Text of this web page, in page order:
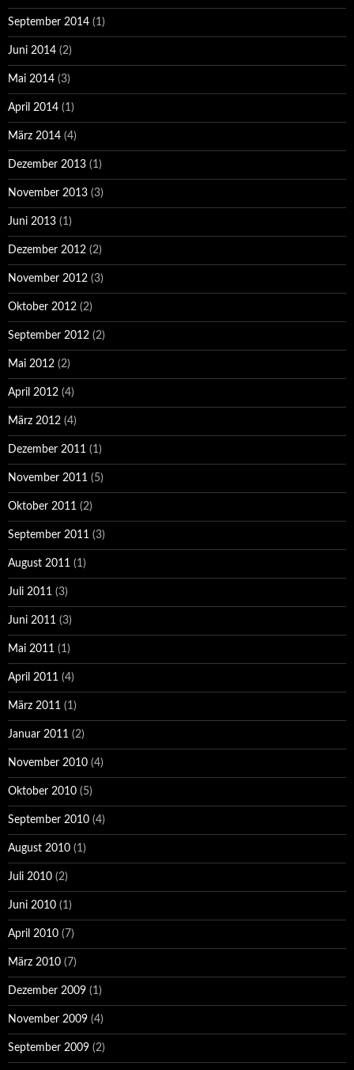
September 2014 (1)
Juni 2014 (2)
Mai 2014 (3)
April 2014 (1)
März 2014 (4)
Dezember 2013 (1)
November 2013 (3)
Juni 2013 (1)
Dezember 2012 (2)
November 2012 (3)
Oktober 2012 (2)
September 2012 (2)
Mai 2012 (2)
April 2012 (4)
März 2012 (4)
Dezember 2011 (1)
November 2011 (5)
Oktober 2011 (2)
September 2011 (3)
August 2011 (1)
Juli 2011 (3)
Juni 2011 (3)
Mai 2011 (1)
April 2011 (4)
März 2011 (1)
Januar 2011 (2)
November 2010 (4)
Oktober 2010 (5)
September 2010 (4)
August 2010 (1)
Juli 2010 (2)
Juni 2010 (1)
April 2010 (7)
März 2010 (7)
Dezember 2009 (1)
November 2009 (4)
September 2009 (2)